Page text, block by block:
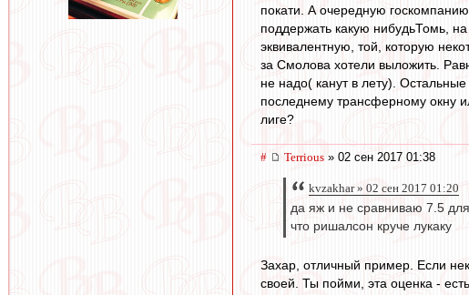
покати. А очередную
поддержать какую нибудьТомь,
эквивалентную, той, которую
за Смолова хотели выложить.
не надо( канут в лету).
последнему трансферному окну
лиге?
# Terrious » 02 сен 2017 01:38
kvzakhar » 02 сен 2017 01:20
да яж и не сравниваю 7.5 для
что ришалсон круче лукаку
Захар, отличный пример. Если
своей. Ты пойми, эта оценка -